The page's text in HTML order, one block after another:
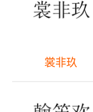
裳非玖